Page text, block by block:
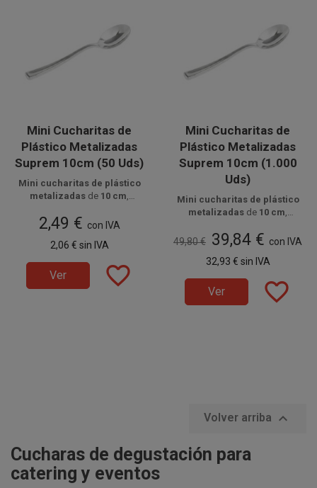
Mini Cucharitas de
Plástico Metalizadas
Suprem 10cm (50 Uds)
Mini cucharitas de plástico
metalizadas de 10 cm
alimentario, ideales para
degustaciones
presentaciones elegantes en
celebraciones donde se busca
imagen cuidada y
paquetes de 50 unidades.
2,49 € con IVA
2,06 € sin IVA
Ver favorite_border
Mini Cucharitas de
Plástico Metalizadas
Suprem 10cm (1.000
Uds)
Mini cucharitas de plástico
metalizadas de 10 cm
alimentario, ideales para
degustaciones
presentaciones elegantes en
eventos especiales.
de 1000 unidades, distribuidas
en 20 paquetes de 50 unidades.
49,80 € 39,84 € con IVA
32,93 € sin IVA
Ver favorite_border
Volver arriba 
Cucharas de degustación para
catering y eventos